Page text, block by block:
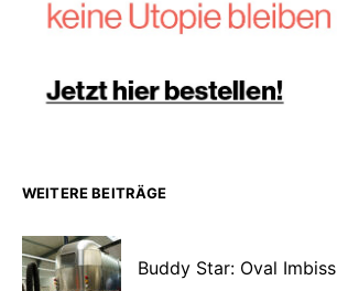
WEITERE BEITRÄGE
Buddy Star: Oval Imbiss